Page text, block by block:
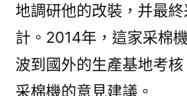
地調研他的改裝，并最
計。2014年，這家采棉
波到國外的生產基地考
采棉機的意見建議。